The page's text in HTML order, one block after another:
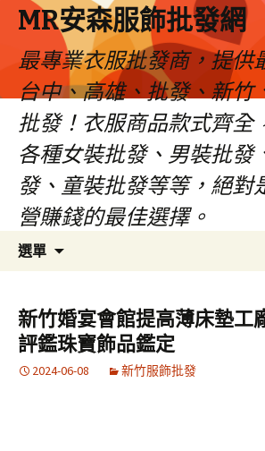
MR安森服飾批發網
最專業衣服批發商，提供
台中、高雄、批發、新竹
批發！衣服商品款式齊全
各種女裝批發、男裝批發
發、童裝批發等等，絕對
營賺錢的最佳選擇。
選單
容
區
新竹婚宴會館提高薄床墊工
評鑑珠寶飾品鑑定
2024-06-08 新竹服飾批發